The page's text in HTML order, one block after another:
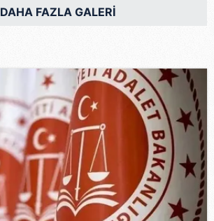
DAHA FAZLA GALERİ